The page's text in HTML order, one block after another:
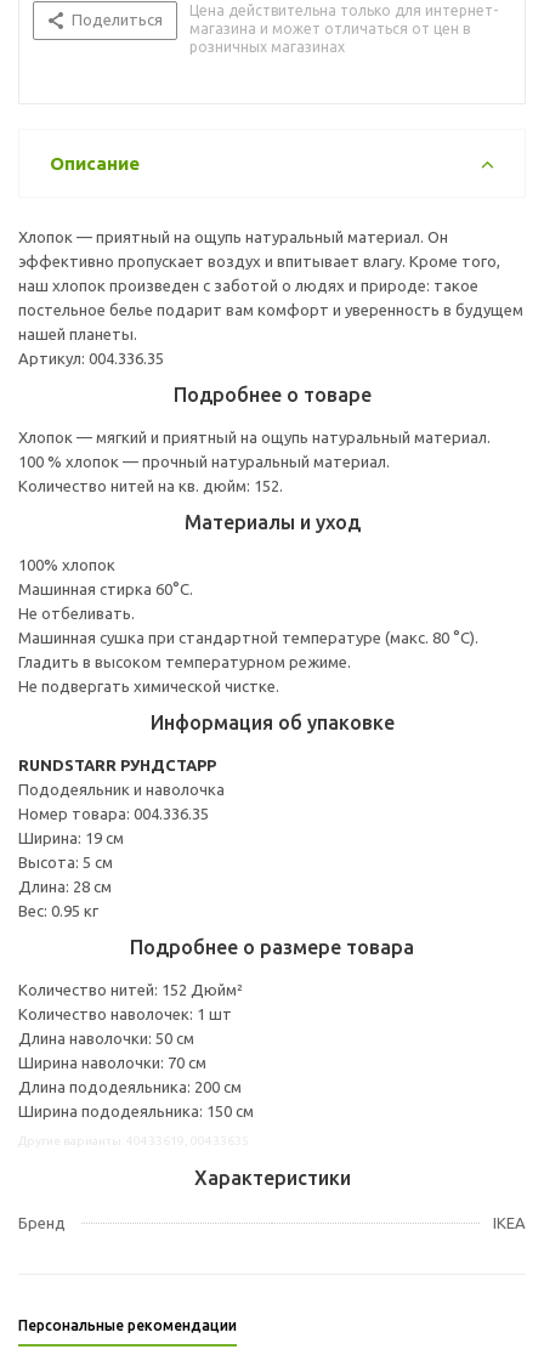
Поделиться
Цена действительна только для интернет-
магазина и может отличаться от цен в
розничных магазинах
Описание
Хлопок — приятный на ощупь натуральный материал. Он
эффективно пропускает воздух и впитывает влагу. Кроме того,
наш хлопок произведен с заботой о людях и природе: такое
постельное белье подарит вам комфорт и уверенность в будущем
нашей планеты.
Артикул: 004.336.35
Подробнее о товаре
Хлопок — мягкий и приятный на ощупь натуральный материал.
100 % хлопок — прочный натуральный материал.
Количество нитей на кв. дюйм: 152.
Материалы и уход
100% хлопок
Машинная стирка 60°С.
Не отбеливать.
Машинная сушка при стандартной температуре (макс. 80 °C).
Гладить в высоком температурном режиме.
Не подвергать химической чистке.
Информация об упаковке
RUNDSTARR РУНДСТАРР
Пододеяльник и наволочка
Номер товара: 004.336.35
Ширина: 19 см
Высота: 5 см
Длина: 28 см
Вес: 0.95 кг
Подробнее о размере товара
Количество нитей: 152 Дюйм²
Количество наволочек: 1 шт
Длина наволочки: 50 см
Ширина наволочки: 70 см
Длина пододеяльника: 200 см
Ширина пододеяльника: 150 см
Характеристики
Бренд IKEA
Персональные рекомендации